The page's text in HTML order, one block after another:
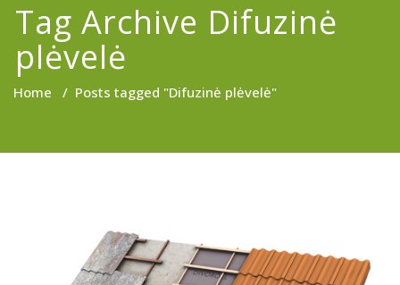
Tag Archive Difuzinė
plėvelė
Home / Posts tagged "Difuzinė plėvelė"